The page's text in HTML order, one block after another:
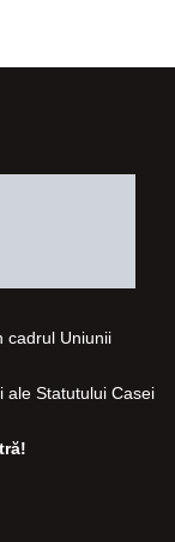
cadrul Uniunii
ale Statutului Casei